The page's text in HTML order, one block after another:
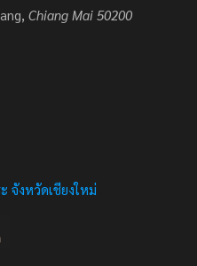
Chiang Mai 50200
จังหวัดเชียงใหม่